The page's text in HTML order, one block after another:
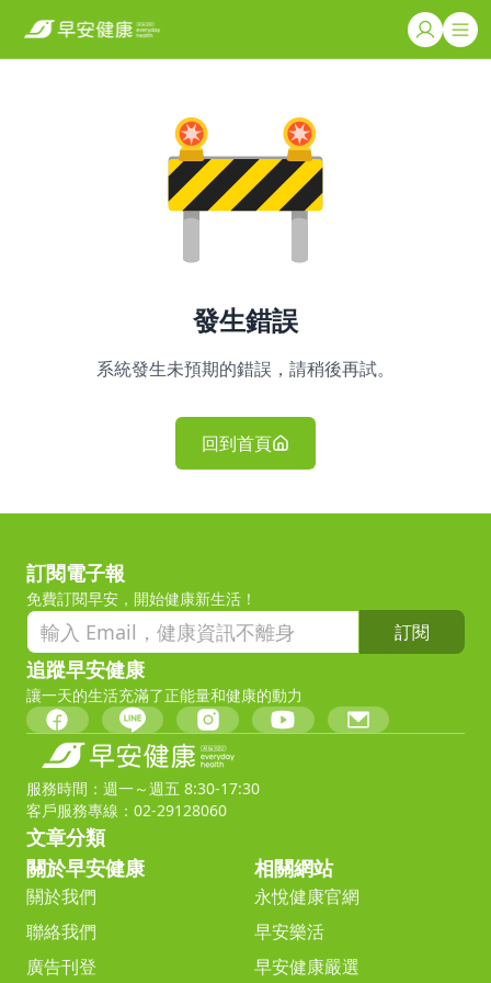
發生錯誤
系統發生未預期的錯誤，請稍後再試。
回到首頁
訂閱電子報
免費訂閱早安，開始健康新生活！
訂閱
追蹤早安健康
讓一天的生活充滿了正能量和健康的動力
服務時間：週一～週五 8:30-17:30
客戶服務專線：02-29128060
文章分類
關於早安健康
關於我們
聯絡我們
廣告刊登
相關網站
永悅健康官網
早安樂活
早安健康嚴選